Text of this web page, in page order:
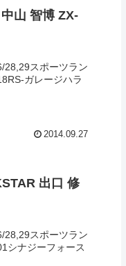
山 智博 ZX-
28,29スポーツラン
ガレージハラ
2014.09.27
出口 修
28,29スポーツラン
シナジーフォース